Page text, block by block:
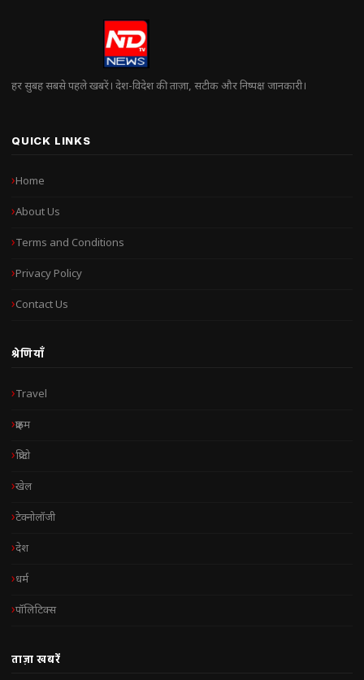
हर सुबह सबसे पहले खबरें। देश-विदेश की ताज़ा, सटीक और निष्पक्ष जानकारी।
QUICK LINKS
Home
About Us
Terms and Conditions
Privacy Policy
Contact Us
श्रेणियाँ
Travel
क्राइम
क्रिप्टो
खेल
टेक्नोलॉजी
देश
धर्म
पॉलिटिक्स
ताज़ा खबरें